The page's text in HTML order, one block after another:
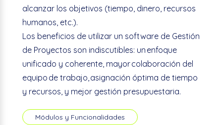
alcanzar los objetivos (tiempo, dinero, recursos
humanos, etc.).
Los beneficios de utilizar un software de Gestión
de Proyectos son indiscutibles: un enfoque
unificado y coherente, mayor colaboración del
equipo de trabajo, asignación óptima de tiempo
y recursos, y mejor gestión presupuestaria.
Módulos y Funcionalidades